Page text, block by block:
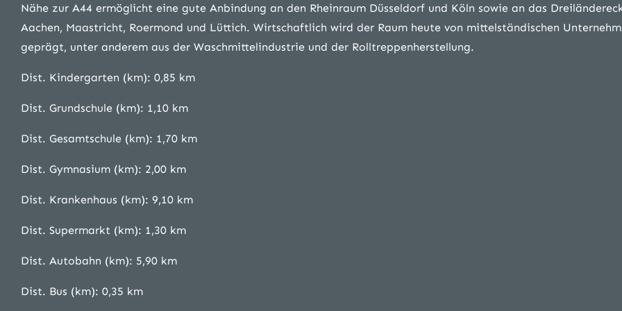
Nähe zur A44 ermöglicht eine gute Anbindung an den Rheinraum Düsseldorf und Köln sowie an das
Aachen, Maastricht, Roermond und Lüttich. Wirtschaftlich wird der Raum heute von mittelständischen
geprägt, unter anderem aus der Waschmittelindustrie und der Rolltreppenherstellung.
Dist. Kindergarten (km): 0,85 km
Dist. Grundschule (km): 1,10 km
Dist. Gesamtschule (km): 1,70 km
Dist. Gymnasium (km): 2,00 km
Dist. Krankenhaus (km): 9,10 km
Dist. Supermarkt (km): 1,30 km
Dist. Autobahn (km): 5,90 km
Dist. Bus (km): 0,35 km